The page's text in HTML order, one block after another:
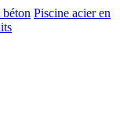
Piscine acier en